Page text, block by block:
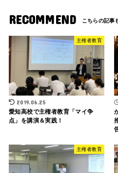
RECOMMEND
主権者教育
2019.06.25
愛知高校で主権者教育「マイ争
点」を講演＆実践！
主権者教育